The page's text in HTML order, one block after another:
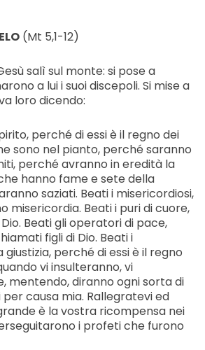
(Mt 5,1-12)
salì sul monte: si pose a
a lui i suoi discepoli. Si mise a
loro dicendo:
perché di essi è il regno dei
sono nel pianto, perché saranno
perché avranno in eredità la
hanno fame e sete della
saziati. Beati i misericordiosi,
misericordia. Beati i puri di cuore,
Beati gli operatori di pace,
figli di Dio. Beati i
perché di essi è il regno
vi insulteranno, vi
mentendo, diranno ogni sorta di
causa mia. Rallegratevi ed
è la vostra ricompensa nei
i profeti che furono